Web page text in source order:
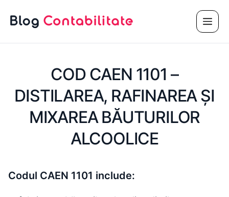
COD CAEN 1101 –
DISTILAREA, RAFINAREA ŞI
MIXAREA BĂUTURILOR
ALCOOLICE
Codul CAEN 1101 include: